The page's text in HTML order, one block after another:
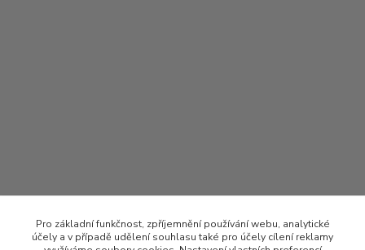
Pro základní funkčnost, zpříjemnění používání webu, analytické
účely a v případě udělení souhlasu také pro účely cílení reklamy